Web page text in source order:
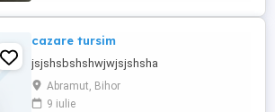
cazare tursim
jsjshsbshshwjwjsjshsha
Abramut, Bihor
9 iulie